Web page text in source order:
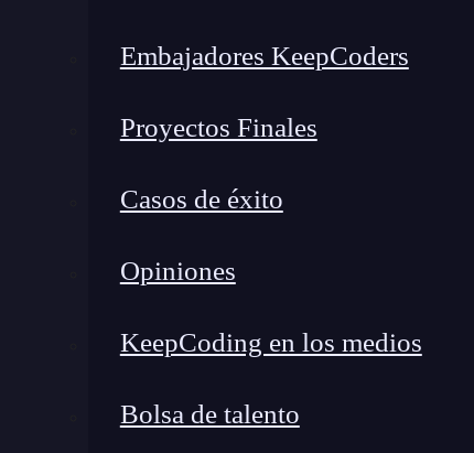
Embajadores KeepCoders
Proyectos Finales
Casos de éxito
Opiniones
KeepCoding en los medios
Bolsa de talento